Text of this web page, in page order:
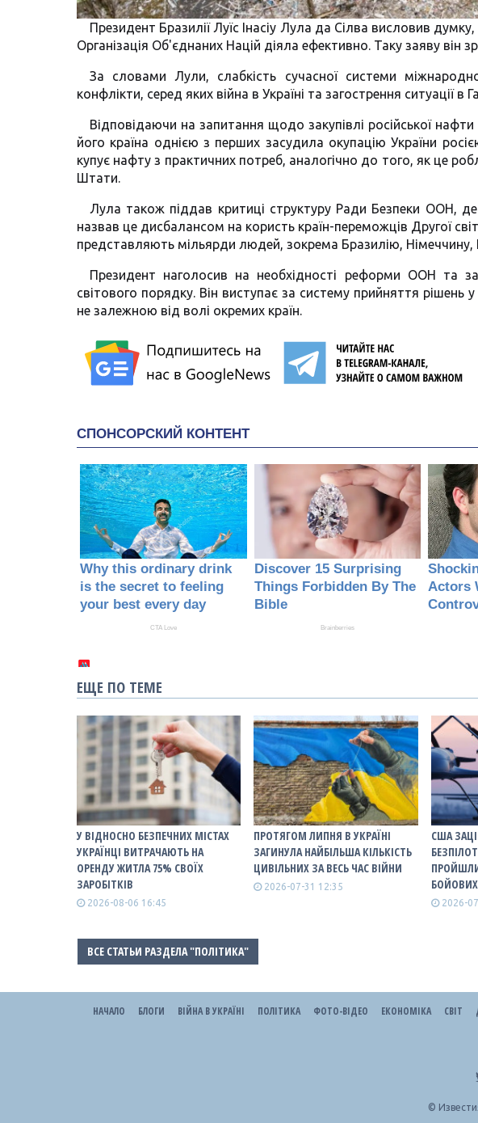
Президент Бразилії Луїс Інасіу Лула да Сілва висловив
Організація Об'єднаних Націй діяла ефективно. Таку заяву він
За словами Лули, слабкість сучасної системи
конфлікти, серед яких війна в Україні та загострення ситуації в
Відповідаючи на запитання щодо закупівлі російської
його країна однією з перших засудила окупацію України
купує нафту з практичних потреб, аналогічно до того, як це
Штати.
Лула також піддав критиці структуру Ради Безпеки ООН,
назвав це дисбалансом на користь країн-переможців Другої
представляють мільярди людей, зокрема Бразилію, Німеччину,
Президент наголосив на необхідності реформи ООН та
світового порядку. Він виступає за систему прийняття рішень
не залежною від волі окремих країн.
ЕЩЕ ПО ТЕМЕ
У ВІДНОСНО БЕЗПЕЧНИХ МІСТАХ
УКРАЇНЦІ ВИТРАЧАЮТЬ НА
ОРЕНДУ ЖИТЛА 75% СВОЇХ
ЗАРОБІТКІВ
2026-08-06 16:45
ПРОТЯГОМ ЛИПНЯ В УКРАЇНІ
ЗАГИНУЛА НАЙБІЛЬША КІЛЬКІСТЬ
ЦИВІЛЬНИХ ЗА ВЕСЬ ЧАС ВІЙНИ
2026-07-31 12:35
США
ПРОЙШЛИ
2026-
ВСЕ СТАТЬИ РАЗДЕЛА "ПОЛІТИКА"
НАЧАЛО БЛОГИ ВІЙНА В УКРАЇНІ ПОЛІТИКА ФОТО-ВІДЕО ЕКОНОМІКА СВІТ
©